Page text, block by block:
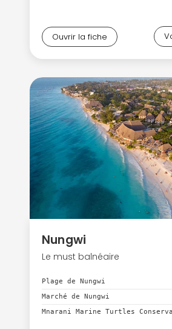
Ouvrir la fiche
Nungwi
Le must balnéaire
Plage de Nungwi
Marché de Nungwi
Mnarani Marine Turtles